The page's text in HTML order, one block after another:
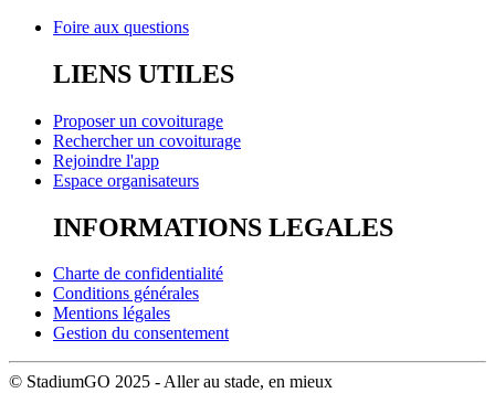
Foire aux questions
LIENS UTILES
Proposer un covoiturage
Rechercher un covoiturage
Rejoindre l'app
Espace organisateurs
INFORMATIONS LEGALES
Charte de confidentialité
Conditions générales
Mentions légales
Gestion du consentement
© StadiumGO 2025 - Aller au stade, en mieux